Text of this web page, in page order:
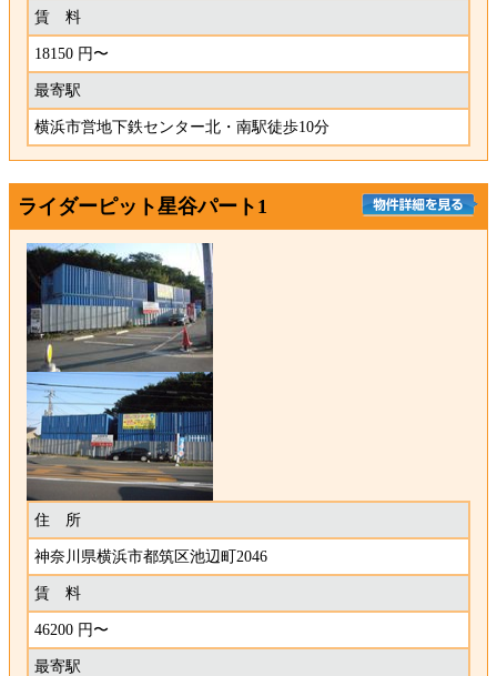
賃 料
18150 円〜
最寄駅
横浜市営地下鉄センター北・南駅徒歩10分
ライダーピット星谷パート1
住 所
神奈川県横浜市都筑区池辺町2046
賃 料
46200 円〜
最寄駅